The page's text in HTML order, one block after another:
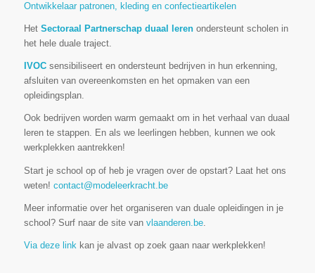
Ontwikkelaar patronen, kleding en confectieartikelen
Het Sectoraal Partnerschap duaal lerenondersteunt scholen in
het hele duale traject.
IVOCsensibiliseert en ondersteunt bedrijven in hun erkenning,
afsluiten van overeenkomsten en het opmaken van een
opleidingsplan.
Ook bedrijven worden warm gemaakt om in het verhaal van duaal
leren te stappen. En als we leerlingen hebben, kunnen we ook
werkplekken aantrekken!
Start je school op of heb je vragen over de opstart? Laat het ons
weten! contact@modeleerkracht.be
Meer informatie over het organiseren van duale opleidingen in je
school? Surf naar de site van vlaanderen.be.
Via deze link kan je alvast op zoek gaan naar werkplekken!